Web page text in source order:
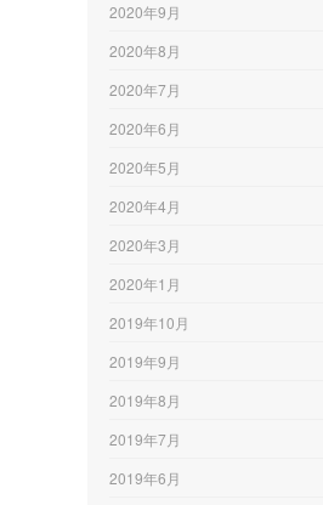
2020年9月
2020年8月
2020年7月
2020年6月
2020年5月
2020年4月
2020年3月
2020年1月
2019年10月
2019年9月
2019年8月
2019年7月
2019年6月